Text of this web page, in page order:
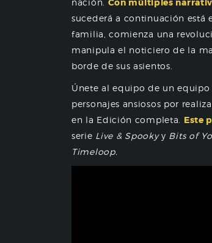
nación. Con múltiples
sucederá a continuación está
familia, comienza una
manipula el noticiero de la
borde de sus asientos.
Únete al equipo de un
personajes ansiosos por
en la Edición completa. Este
serie Live & Spookyy Bits of
Timeloop.